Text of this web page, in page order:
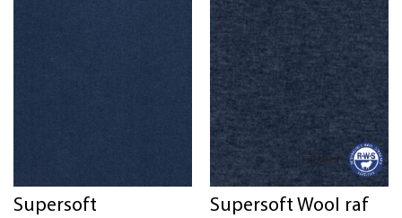
Supersoft Supersoft Wool raf